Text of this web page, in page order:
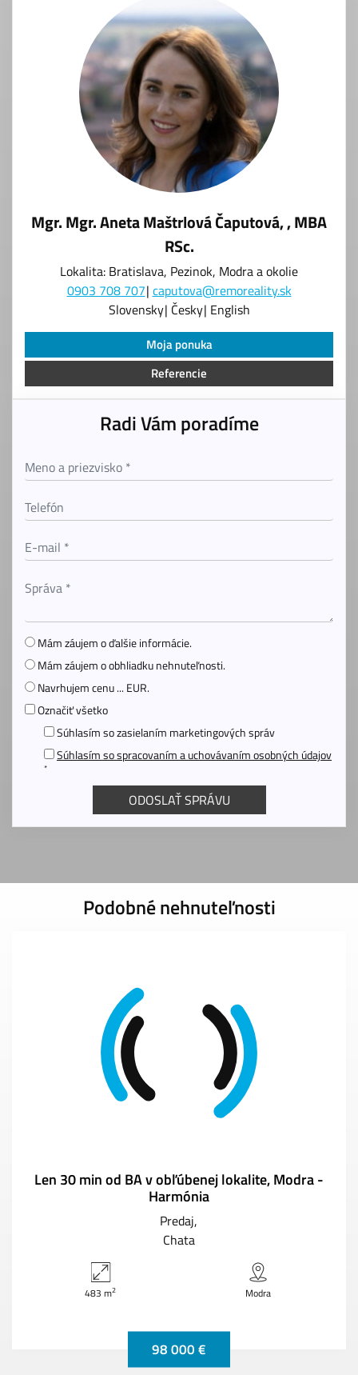
Mgr. Mgr. Aneta Maštrlová Čaputová, , MBA
RSc.
Lokalita: Bratislava, Pezinok, Modra a okolie
0903 708 707 caputova@remoreality.sk
Slovensky Česky English
Moja ponuka
Referencie
Radi Vám poradíme
Mám záujem o ďalšie informácie.
Mám záujem o obhliadku nehnuteľnosti.
Navrhujem cenu ... EUR.
Označiť všetko
Súhlasím so zasielaním marketingových správ
Súhlasím so spracovaním a uchovávaním osobných údajov
*
Podobné nehnuteľnosti
Len 30 min od BA v obľúbenej lokalite, Modra -
Harmónia
Predaj
Chata
483 m2 Modra
98 000 €